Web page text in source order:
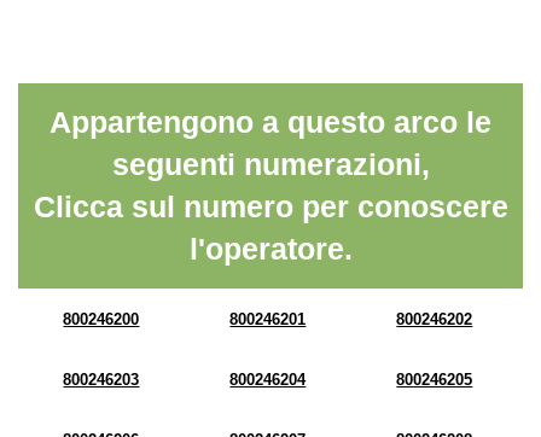
Appartengono a questo arco le
seguenti numerazioni,
Clicca sul numero per conoscere
l'operatore.
800246200 800246201 800246202
800246203 800246204 800246205